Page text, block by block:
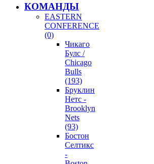
КОМАНДЫ
EASTERN
CONFERENCE
(0)
Чикаго
Булс /
Chicago
Bulls
(193)
Бруклин
Нетс -
Brooklyn
Nets
(93)
Бостон
Селтикс
-